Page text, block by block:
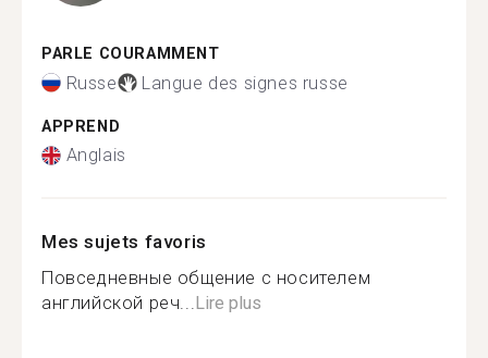
PARLE COURAMMENT
Russe Langue des signes russe
APPREND
Anglais
Mes sujets favoris
Повседневные общение с носителем
английской реч...Lire plus